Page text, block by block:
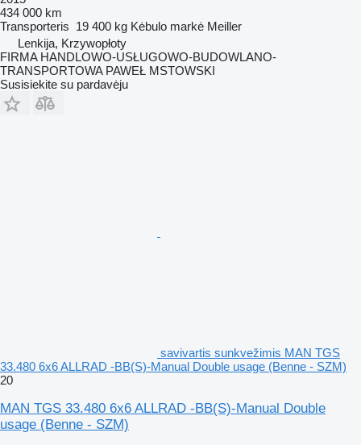
434 000 km
Transporteris 19 400 kg Kėbulo markė Meiller
Lenkija, Krzywopłoty
FIRMA HANDLOWO-USŁUGOWO-BUDOWLANO-
TRANSPORTOWA PAWEŁ MSTOWSKI
Susisiekite su pardavėju
savivartis sunkvežimis MAN TGS
33.480 6x6 ALLRAD -BB(S)-Manual Double usage (Benne - SZM)
20
MAN TGS 33.480 6x6 ALLRAD -BB(S)-Manual Double
usage (Benne - SZM)